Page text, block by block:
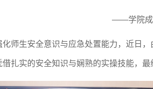
——学院成
师生安全意识与应急处置能力，近日，
扎实的安全知识与娴熟的实操技能，最